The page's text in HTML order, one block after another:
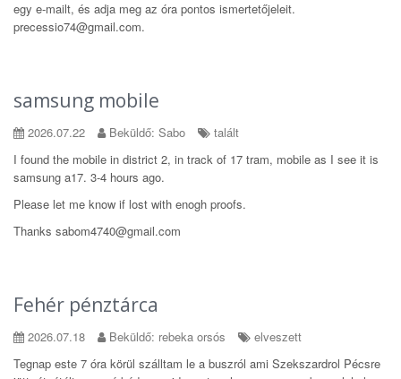
egy e-mailt, és adja meg az óra pontos ismertetőjeleit.
precessio74@gmail.com.
samsung mobile
2026.07.22 Beküldő: Sabo
talált
I found the mobile in district 2, in track of 17 tram, mobile as I see it is
samsung a17. 3-4 hours ago.
Please let me know if lost with enogh proofs.
Thanks sabom4740@gmail.com
Fehér pénztárca
2026.07.18 Beküldő: rebeka orsós
elveszett
Tegnap este 7 óra körül szálltam le a buszról ami Szekszardrol Pécsre